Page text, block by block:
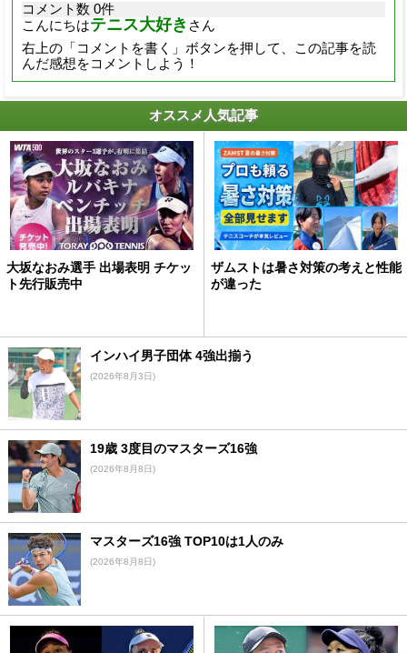
コメント数 0件
こんにちはテニス大好き さん
右上の「コメントを書く」ボタンを押して、この記事を読
んだ感想をコメントしよう！
オススメ人気記事
大坂なおみ選手 出場表明 チケッ
ト先行販売中
ザムストは暑さ対策の考えと性能
が違った
インハイ男子団体 4強出揃う
(2026年8月3日)
19歳 3度目のマスターズ16強
(2026年8月8日)
マスターズ16強 TOP10は1人のみ
(2026年8月8日)